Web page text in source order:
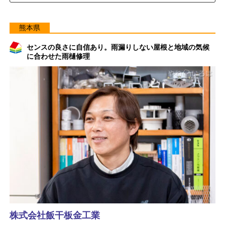
熊本県
センスの良さに自信あり。雨漏りしない屋根と地域の気候
に合わせた雨樋修理
株式会社飯干板金工業